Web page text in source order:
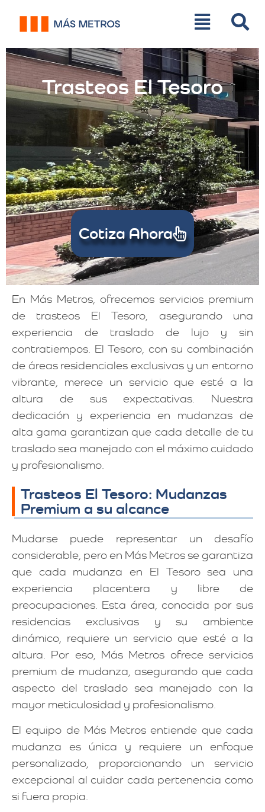
Trasteos El Tesoro
Cotiza Ahora
En Más Metros, ofrecemos servicios premium
de trasteos El Tesoro, asegurando una
experiencia de traslado de lujo y sin
contratiempos. El Tesoro, con su combinación
de áreas residenciales exclusivas y un entorno
vibrante, merece un servicio que esté a la
altura de sus expectativas. Nuestra
dedicación y experiencia en mudanzas de
alta gama garantizan que cada detalle de tu
traslado sea manejado con el máximo cuidado
y profesionalismo.
Trasteos El Tesoro: Mudanzas
Premium a su alcance
Mudarse puede representar un desafío
considerable, pero en Más Metros se garantiza
que cada mudanza en El Tesoro sea una
experiencia placentera y libre de
preocupaciones. Esta área, conocida por sus
residencias exclusivas y su ambiente
dinámico, requiere un servicio que esté a la
altura. Por eso, Más Metros ofrece servicios
premium de mudanza, asegurando que cada
aspecto del traslado sea manejado con la
mayor meticulosidad y profesionalismo.
El equipo de Más Metros entiende que cada
mudanza es única y requiere un enfoque
personalizado, proporcionando un servicio
excepcional al cuidar cada pertenencia como
si fuera propia.